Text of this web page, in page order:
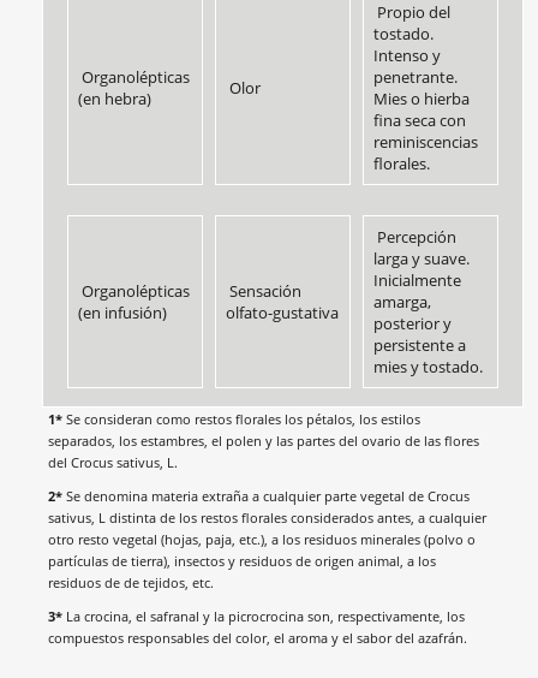
Organolépticas
(en hebra)
Olor
Propio del
tostado.
Intenso y
penetrante.
Mies o hierba
fina seca con
reminiscencias
florales.
Organolépticas
(en infusión)
Sensación
olfato-gustativa
Percepción
larga y suave.
Inicialmente
amarga,
posterior y
persistente a
mies y tostado.
1* Se consideran como restos florales los pétalos, los estilos
separados, los estambres, el polen y las partes del ovario de las flores
del Crocus sativus, L.
2* Se denomina materia extraña a cualquier parte vegetal de Crocus
sativus, L distinta de los restos florales considerados antes, a cualquier
otro resto vegetal (hojas, paja, etc.), a los residuos minerales (polvo o
partículas de tierra), insectos y residuos de origen animal, a los
residuos de de tejidos, etc.
3* La crocina, el safranal y la picrocrocina son, respectivamente, los
compuestos responsables del color, el aroma y el sabor del azafrán.